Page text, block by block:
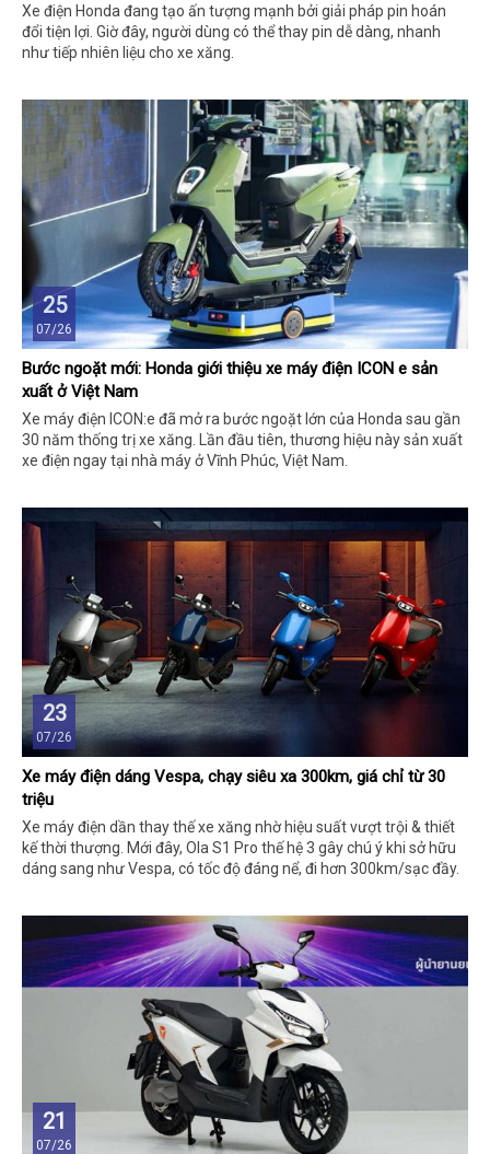
Xe điện Honda đang tạo ấn tượng mạnh bởi giải pháp pin hoán
đổi tiện lợi. Giờ đây, người dùng có thể thay pin dễ dàng, nhanh
như tiếp nhiên liệu cho xe xăng.
25
07/26
Bước ngoặt mới: Honda giới thiệu xe máy điện ICON e sản
xuất ở Việt Nam
Xe máy điện ICON:e đã mở ra bước ngoặt lớn của Honda sau gần
30 năm thống trị xe xăng. Lần đầu tiên, thương hiệu này sản xuất
xe điện ngay tại nhà máy ở Vĩnh Phúc, Việt Nam.
23
07/26
Xe máy điện dáng Vespa, chạy siêu xa 300km, giá chỉ từ 30
triệu
Xe máy điện dần thay thế xe xăng nhờ hiệu suất vượt trội & thiết
kế thời thượng. Mới đây, Ola S1 Pro thế hệ 3 gây chú ý khi sở hữu
dáng sang như Vespa, có tốc độ đáng nể, đi hơn 300km/sạc đầy.
21
07/26